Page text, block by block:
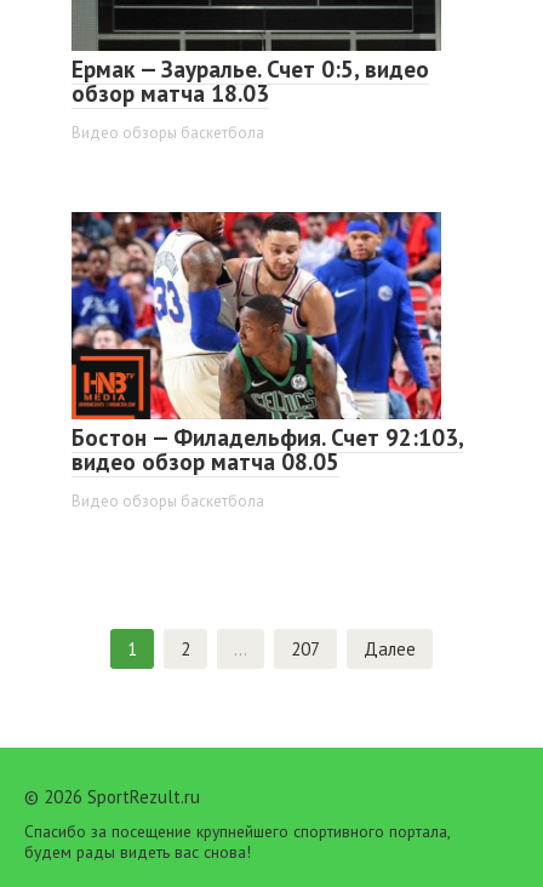
Ермак — Зауралье. Счет 0:5, видео
обзор матча 18.03
Видео обзоры баскетбола
Бостон — Филадельфия. Счет 92:103,
видео обзор матча 08.05
Видео обзоры баскетбола
1 2 … 207 Далее
© 2026 SportRezult.ru
Спасибо за посещение крупнейшего спортивного портала,
будем рады видеть вас снова!